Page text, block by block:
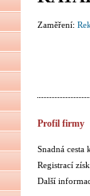
Zaměření:
Profil firmy
Snadná
Registrací
Další